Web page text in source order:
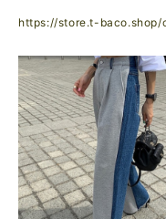
https://store.t-